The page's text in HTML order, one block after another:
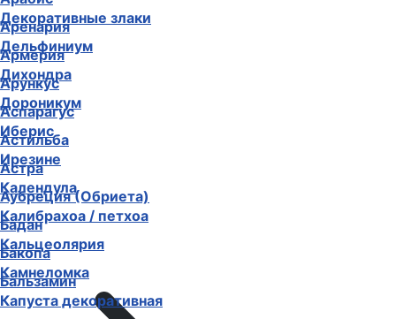
Аренария
Армерия
Арункус
Аспарагус
Астильба
Астра
Аубреция (Обриета)
Бадан
Бакопа
Бальзамин
Декоративные злаки
Дельфиниум
Дихондра
Дороникум
Иберис
Ирезине
Календула
Калибрахоа / петхоа
Кальцеолярия
Камнеломка
Капуста декоративная